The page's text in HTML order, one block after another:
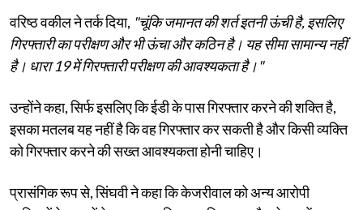
वरिष्ठ वकील ने तर्क दिया, "चूंकि जमानत की शर्त इतनी ऊंची है, इसलिए
गिरफ्तारी का परीक्षण और भी ऊंचा और कठिन है। यह सीमा सामान्य नहीं
है। धारा 19 में गिरफ्तारी परीक्षण की आवश्यकता है।"
उन्होंने कहा, सिर्फ इसलिए कि ईडी के पास गिरफ्तार करने की शक्ति है,
इसका मतलब यह नहीं है कि वह गिरफ्तार कर सकती है और किसी व्यक्ति
को गिरफ्तार करने की सख्त आवश्यकता होनी चाहिए।
प्रासंगिक रूप से, सिंघवी ने कहा कि केजरीवाल को अन्य आरोपी